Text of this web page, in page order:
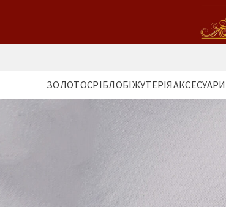
ЗОЛОТОСРІБЛОБІЖУТЕРІЯАКСЕСУАРИ